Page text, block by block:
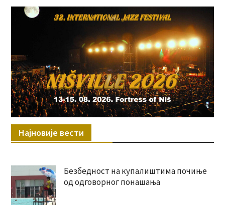
Најновије вести
Безбедност на купалиштима почиње
од одговорног понашања